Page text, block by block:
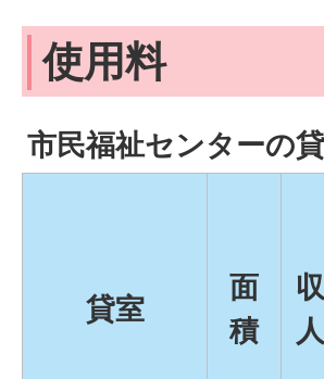
使用料
市民福祉センターの
貸室
面
積